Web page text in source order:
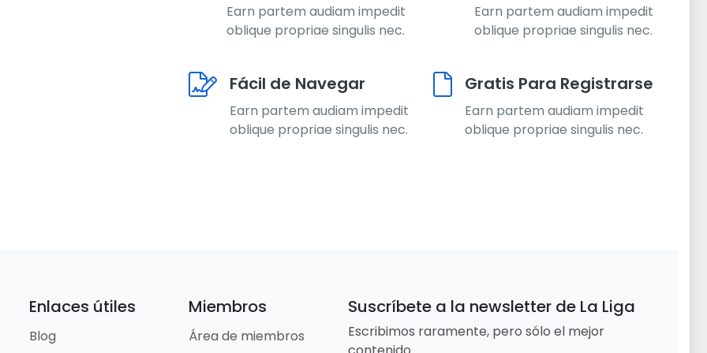
Earn partem audiam impedit
oblique propriae singulis nec.
Earn partem audiam impedit
oblique propriae singulis nec.
Fácil de Navegar
Earn partem audiam impedit
oblique propriae singulis nec.
Gratis Para Registrarse
Earn partem audiam impedit
oblique propriae singulis nec.
Enlaces útiles
Blog
Miembros
Área de miembros
Suscríbete a la newsletter de La Liga
Escribimos raramente, pero sólo el mejor